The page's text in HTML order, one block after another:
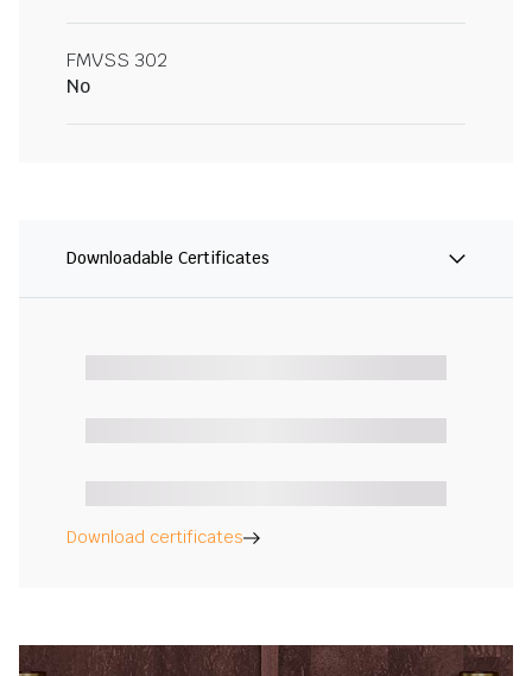
FMVSS 302
No
Downloadable Certificates
Download certificates